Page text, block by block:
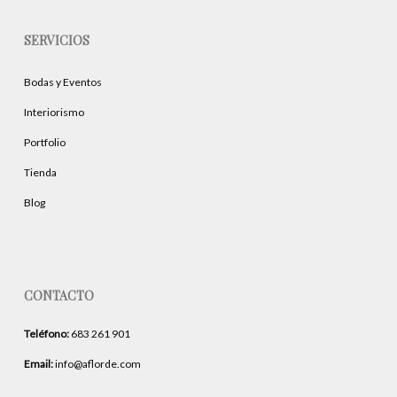
SERVICIOS
Bodas y Eventos
Interiorismo
Portfolio
Tienda
Blog
CONTACTO
Teléfono:683 261 901
Email:info@aflorde.com